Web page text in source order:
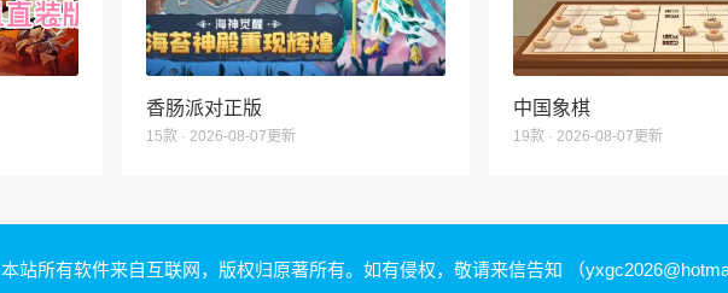
香肠派对正版
15款 · 2026-08-07更新
中国象棋
19款 · 2026-08-07更新
本站所有软件来自互联网，版权归原著所有。如有侵权，敬请来信告知 （